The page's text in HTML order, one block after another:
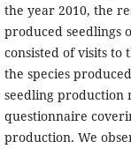
the year 2010, the
produced seedlings
consisted of visits to
the species
seedling production
questionnaire
production. We